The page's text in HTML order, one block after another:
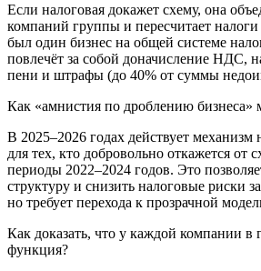
Если налоговая докажет схему, она
компаний группы и пересчитает налоги
был один бизнес на общей системе
повлечёт за собой доначисление НДС,
пени и штрафы (до 40% от суммы
Как «амнистия по дроблению бизнеса»
В 2025–2026 годах действует механизм
для тех, кто добровольно откажется от
периоды 2022–2024 годов. Это
структуру и снизить налоговые риски
но требует перехода к прозрачной
Как доказать, что у каждой компании в
функция?